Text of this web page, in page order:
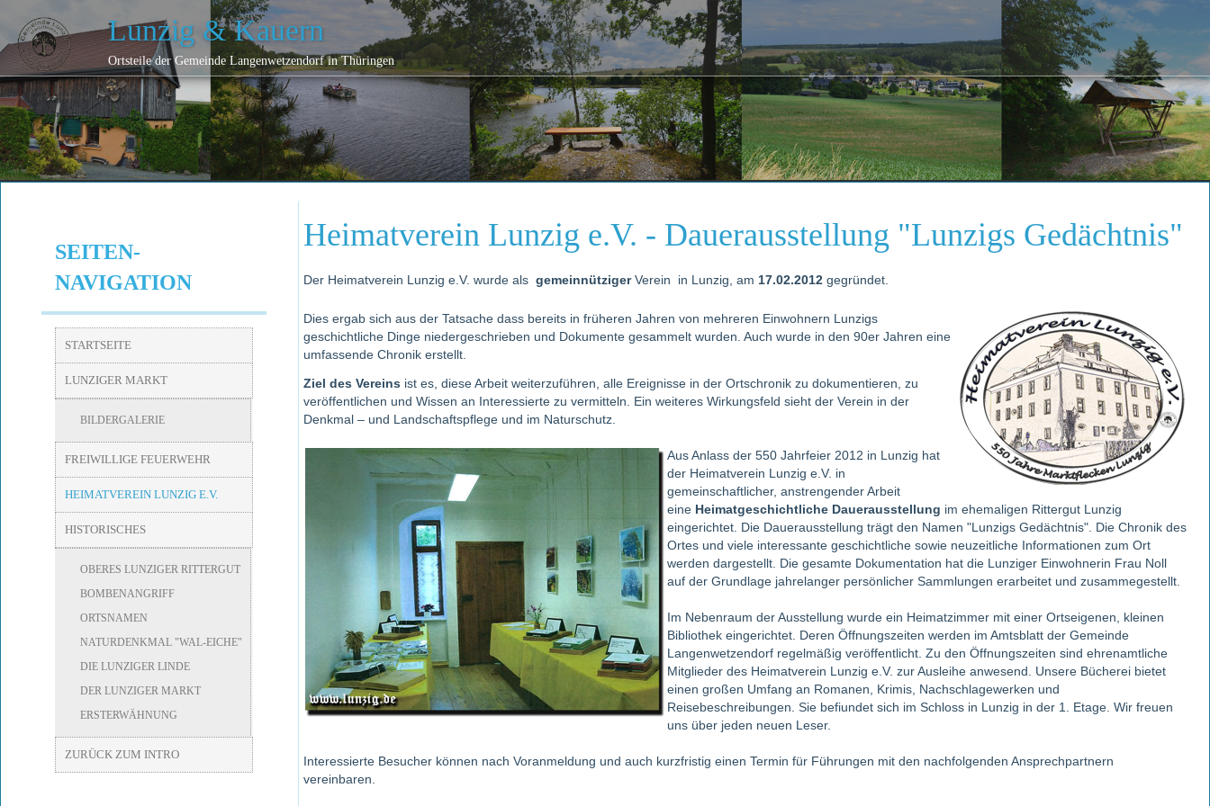
Lunzig & Kauern
Ortsteile der Gemeinde Langenwetzendorf in Thüringen
SEITEN-
NAVIGATION
STARTSEITE
LUNZIGER MARKT
BILDERGALERIE
FREIWILLIGE FEUERWEHR
HEIMATVEREIN LUNZIG E.V.
HISTORISCHES
OBERES LUNZIGER RITTERGUT
BOMBENANGRIFF
ORTSNAMEN
NATURDENKMAL "WAL-EICHE"
DIE LUNZIGER LINDE
DER LUNZIGER MARKT
ERSTERWÄHNUNG
ZURÜCK ZUM INTRO
Heimatverein Lunzig e.V. - Dauerausstellung "Lunzigs Gedächtnis"
Der Heimatverein Lunzig e.V. wurde als gemeinnützigerVerein in Lunzig, am 17.02.2012 gegründet.
Dies ergab sich aus der Tatsache dass bereits in früheren Jahren von mehreren Einwohnern Lunzigs
geschichtliche Dinge niedergeschrieben und Dokumente gesammelt wurden. Auch wurde in den 90er Jahren eine
umfassende Chronik erstellt.
Ziel des Vereins ist es, diese Arbeit weiterzuführen, alle Ereignisse in der Ortschronik zu dokumentieren, zu
veröffentlichen und Wissen an Interessierte zu vermitteln. Ein weiteres Wirkungsfeld sieht der Verein in der
Denkmal – und Landschaftspflege und im Naturschutz.
Aus Anlass der 550 Jahrfeier 2012 in Lunzig hat
der Heimatverein Lunzig e.V. in
gemeinschaftlicher, anstrengender Arbeit
eine Heimatgeschichtliche Dauerausstellung im ehemaligen Rittergut Lunzig
eingerichtet. Die Dauerausstellung trägt den Namen "Lunzigs Gedächtnis". Die Chronik des
Ortes und viele interessante geschichtliche sowie neuzeitliche Informationen zum Ort
werden dargestellt. Die gesamte Dokumentation hat die Lunziger Einwohnerin Frau Noll
auf der Grundlage jahrelanger persönlicher Sammlungen erarbeitet und zusammegestellt.
Im Nebenraum der Ausstellung wurde ein Heimatzimmer mit einer Ortseigenen, kleinen
Bibliothek eingerichtet. Deren Öffnungszeiten werden im Amtsblatt der Gemeinde
Langenwetzendorf regelmäßig veröffentlicht. Zu den Öffnungszeiten sind ehrenamtliche
Mitglieder des Heimatverein Lunzig e.V. zur Ausleihe anwesend. Unsere Bücherei bietet
einen großen Umfang an Romanen, Krimis, Nachschlagewerken und
Reisebeschreibungen. Sie befiundet sich im Schloss in Lunzig in der 1. Etage. Wir freuen
uns über jeden neuen Leser.
Interessierte Besucher können nach Voranmeldung und auch kurzfristig einen Termin für Führungen mit den nachfolgenden Ansprechpartnern
vereinbaren.